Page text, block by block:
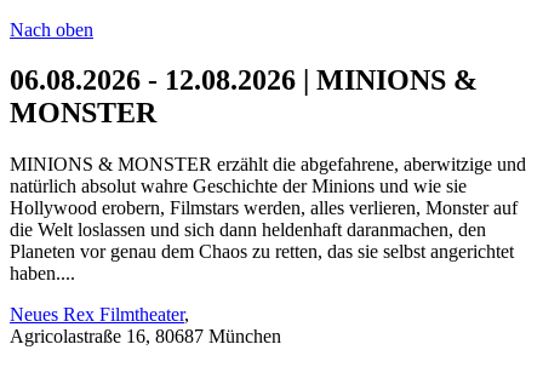
Nach oben
06.08.2026 - 12.08.2026 | MINIONS &
MONSTER
MINIONS & MONSTER erzählt die abgefahrene, aberwitzige und
natürlich absolut wahre Geschichte der Minions und wie sie
Hollywood erobern, Filmstars werden, alles verlieren, Monster auf
die Welt loslassen und sich dann heldenhaft daranmachen, den
Planeten vor genau dem Chaos zu retten, das sie selbst angerichtet
haben....
Neues Rex Filmtheater,
Agricolastraße 16, 80687 München